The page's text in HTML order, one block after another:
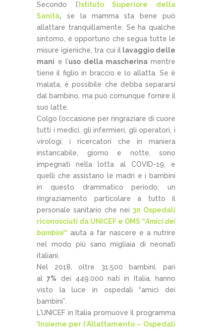
Secondo l’ Istituto Superiore della
Sanità, se la mamma sta bene può
allattare tranquillamente. Se ha qualche
sintomo, è opportuno che segua tutte le
misure igieniche, tra cui illavaggio delle
mani e l’uso della mascherinamentre
tiene il figlio in braccio e lo allatta. Se è
malata, è possibile che debba separarsi
dal bambino, ma può comunque fornire il
suo latte.
Colgo l’occasione per ringraziare di cuore
tutti i medici, gli infermieri, gli operatori, i
virologi, i ricercatori che in maniera
instancabile, giorno e notte, sono
impegnati nella lotta al COVID-19, e
quelli che assistano le madri e i bambini
in questo drammatico periodo; un
ringraziamento particolare a tutto il
personale sanitario che nei 30 Ospedali
riconosciuti da UNICEF e OMS “Amici dei
bambini“ aiuta a far nascere e a nutrire
nel modo più sano migliaia di neonati
italiani.
Nel 2018, oltre 31.500 bambini, pari
al7% dei 449.000 nati in Italia, hanno
visto la luce in ospedali “amici dei
bambini”.
L’UNICEF in Italia promuove il programma
‘ Insieme per l’Allattamento – Ospedali